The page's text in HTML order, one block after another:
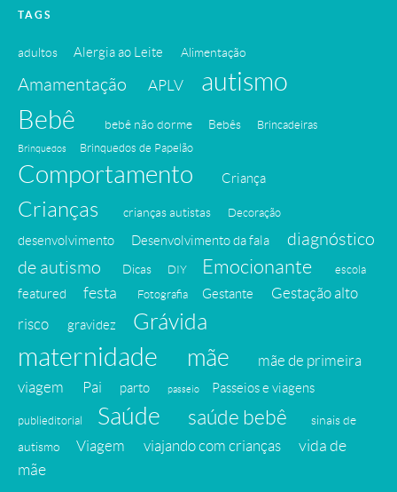
TAGS
adultos Alergia ao Leite Alimentação
Amamentação APLV
autismo
Bebê
bebê não dorme Bebês Brincadeiras
Brinquedos Brinquedos de Papelão
Comportamento Criança
Crianças crianças autistas Decoração
desenvolvimento Desenvolvimento da fala
diagnóstico
de autismo
Dicas DIY Emocionante escola
featured festa Fotografia Gestante
Gestação alto
risco
gravidez Grávida
maternidade mãe
mãe de primeira
viagem
Pai parto passeio Passeios e viagens
publieditorial Saúde saúde bebê
sinais de
autismo
Viagem viajando com crianças
vida de
mãe